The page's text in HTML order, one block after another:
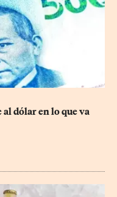
dólar en lo que va